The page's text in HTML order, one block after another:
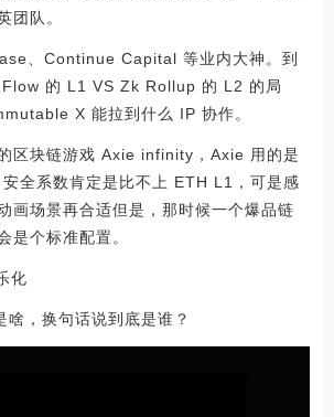
团队。
、Continue Capital 等业内大神。到
Flow 的 L1 VS Zk Rollup 的 L2 的局
X 能拉到什么 IP 协作。
区块链游戏 Axie infinity，Axie 用的是
全系数肯定是比不上 ETH L1，可是感
画场景再合适但是，那时候一个爆品链
是个标准配置。
化
，换句话说到底是谁？